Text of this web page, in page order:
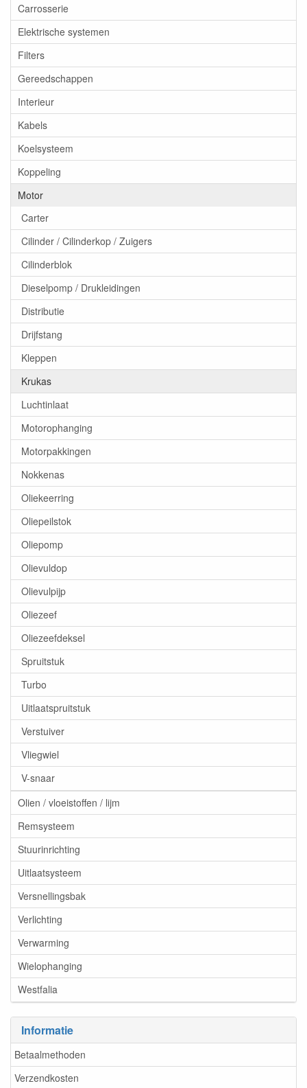
Carrosserie
Elektrische systemen
Filters
Gereedschappen
Interieur
Kabels
Koelsysteem
Koppeling
Motor
Carter
Cilinder / Cilinderkop / Zuigers
Cilinderblok
Dieselpomp / Drukleidingen
Distributie
Drijfstang
Kleppen
Krukas
Luchtinlaat
Motorophanging
Motorpakkingen
Nokkenas
Oliekeerring
Oliepeilstok
Oliepomp
Olievuldop
Olievulpijp
Oliezeef
Oliezeefdeksel
Spruitstuk
Turbo
Uitlaatspruitstuk
Verstuiver
Vliegwiel
V-snaar
Olien / vloeistoffen / lijm
Remsysteem
Stuurinrichting
Uitlaatsysteem
Versnellingsbak
Verlichting
Verwarming
Wielophanging
Westfalia
Informatie
Betaalmethoden
Verzendkosten